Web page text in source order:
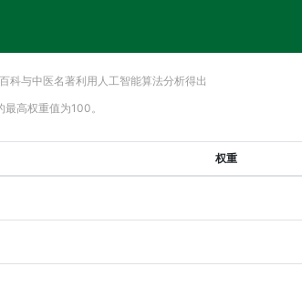
科与中医名著利用人工智能算法分析得出
高权重值为100。
权重